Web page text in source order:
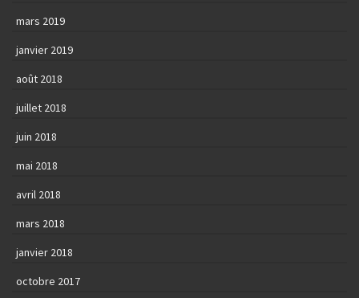
mars 2019
janvier 2019
août 2018
juillet 2018
juin 2018
mai 2018
avril 2018
mars 2018
janvier 2018
octobre 2017